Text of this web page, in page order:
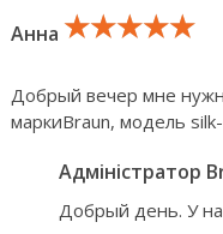
Анна ★★★★★
★★★★★
★★★★★
Добрый вечер мне
маркиBraun, модель
Адміністратор
Добрый день. У